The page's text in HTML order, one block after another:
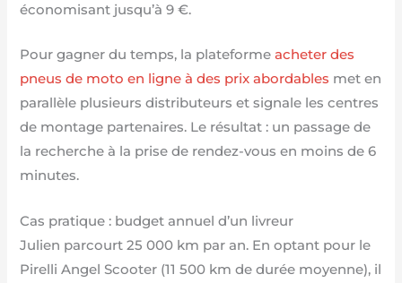
économisant jusqu’à 9 €.
Pour gagner du temps, la plateformeacheter des
pneus de moto en ligne à des prix abordables met en
parallèle plusieurs distributeurs et signale les centres
de montage partenaires. Le résultat : un passage de
la recherche à la prise de rendez-vous en moins de 6
minutes.
Cas pratique : budget annuel d’un livreur
Julien parcourt 25 000 km par an. En optant pour le
Pirelli Angel Scooter (11 500 km de durée moyenne), il